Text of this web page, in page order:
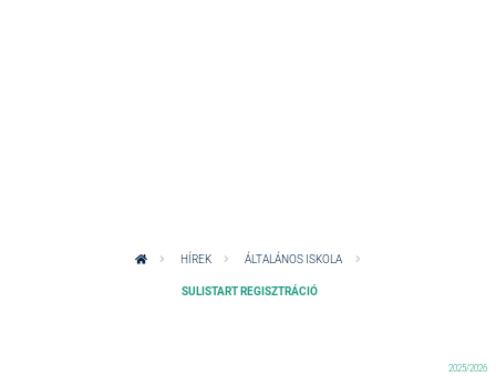
HÍREK ÁLTALÁNOS ISKOLA
SULISTART REGISZTRÁCIÓ
2025/2026